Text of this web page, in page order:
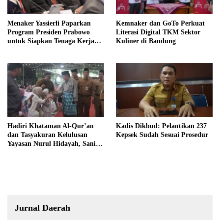
Menaker Yassierli Paparkan
Program Presiden Prabowo
untuk Siapkan Tenaga Kerja
Kemnaker dan GoTo Perkuat
Literasi Digital TKM Sektor
Kuliner di Bandung
Hadiri Khataman Al-Qur’an
dan Tasyakuran Kelulusan
Yayasan Nurul Hidayah, Sani
Kadis Dikbud: Pelantikan 237
Kepsek Sudah Sesuai Prosedur
Jurnal Daerah